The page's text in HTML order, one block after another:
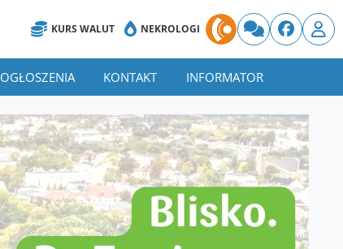
KURS WALUT NEKROLOGI
OGŁOSZENIA KONTAKT INFORMATOR